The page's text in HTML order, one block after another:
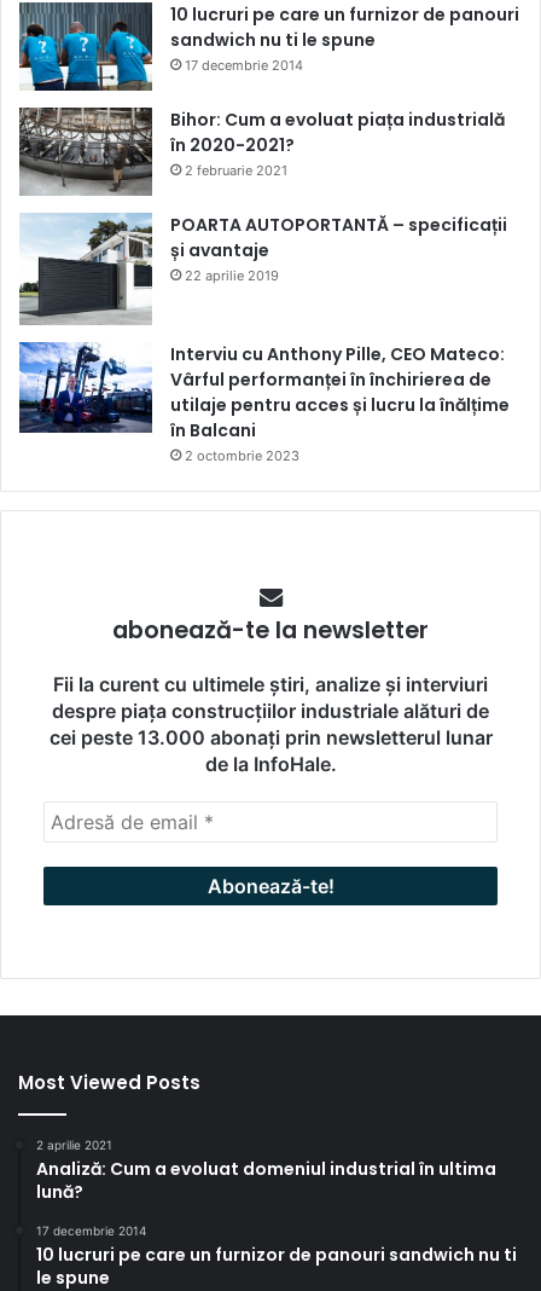
10 lucruri pe care un furnizor de panouri
sandwich nu ti le spune
17 decembrie 2014
Bihor: Cum a evoluat piața industrială
în 2020-2021?
2 februarie 2021
POARTA AUTOPORTANTĂ – specificații
și avantaje
22 aprilie 2019
Interviu cu Anthony Pille, CEO Mateco:
Vârful performanței în închirierea de
utilaje pentru acces și lucru la înălțime
în Balcani
2 octombrie 2023
abonează-te la newsletter
Fii la curent cu ultimele știri, analize și interviuri
despre piața construcțiilor industriale alături de
cei peste 13.000 abonați prin newsletterul lunar
de la InfoHale.
Most Viewed Posts
2 aprilie 2021
Analiză: Cum a evoluat domeniul industrial în ultima
lună?
17 decembrie 2014
10 lucruri pe care un furnizor de panouri sandwich nu ti
le spune